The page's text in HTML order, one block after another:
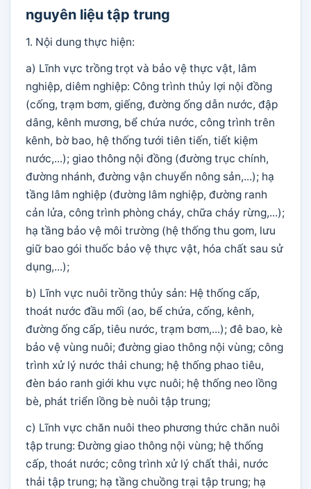
nguyên liệu tập trung
1. Nội dung thực hiện:
a) Lĩnh vực trồng trọt và bảo vệ thực vật, lâm
nghiệp, diêm nghiệp: Công trình thủy lợi nội đồng
(cống, trạm bơm, giếng, đường ống dẫn nước, đập
dâng, kênh mương, bể chứa nước, công trình trên
kênh, bờ bao, hệ thống tưới tiên tiến, tiết kiệm
nước,...); giao thông nội đồng (đường trục chính,
đường nhánh, đường vận chuyển nông sản,...); hạ
tầng lâm nghiệp (đường lâm nghiệp, đường ranh
cản lửa, công trình phòng cháy, chữa cháy rừng,...);
hạ tầng bảo vệ môi trường (hệ thống thu gom, lưu
giữ bao gói thuốc bảo vệ thực vật, hóa chất sau sử
dụng,...);
b) Lĩnh vực nuôi trồng thủy sản: Hệ thống cấp,
thoát nước đầu mối (ao, bể chứa, cống, kênh,
đường ống cấp, tiêu nước, trạm bơm,...); đê bao, kè
bảo vệ vùng nuôi; đường giao thông nội vùng; công
trình xử lý nước thải chung; hệ thống phao tiêu,
đèn báo ranh giới khu vực nuôi; hệ thống neo lồng
bè, phát triển lồng bè nuôi tập trung;
c) Lĩnh vực chăn nuôi theo phương thức chăn nuôi
tập trung: Đường giao thông nội vùng; hệ thống
cấp, thoát nước; công trình xử lý chất thải, nước
thải tập trung; hạ tầng chuồng trại tập trung; hạ